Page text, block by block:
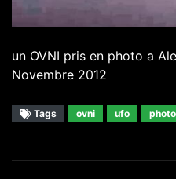
un OVNI pris en photo a
Novembre 2012
Tags ovni ufo